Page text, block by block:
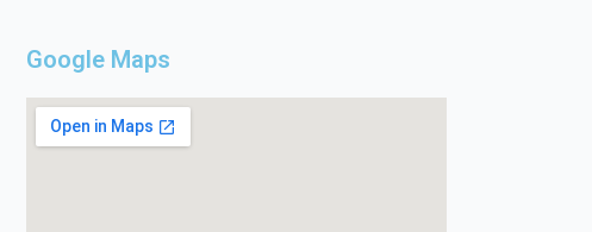
Google Maps